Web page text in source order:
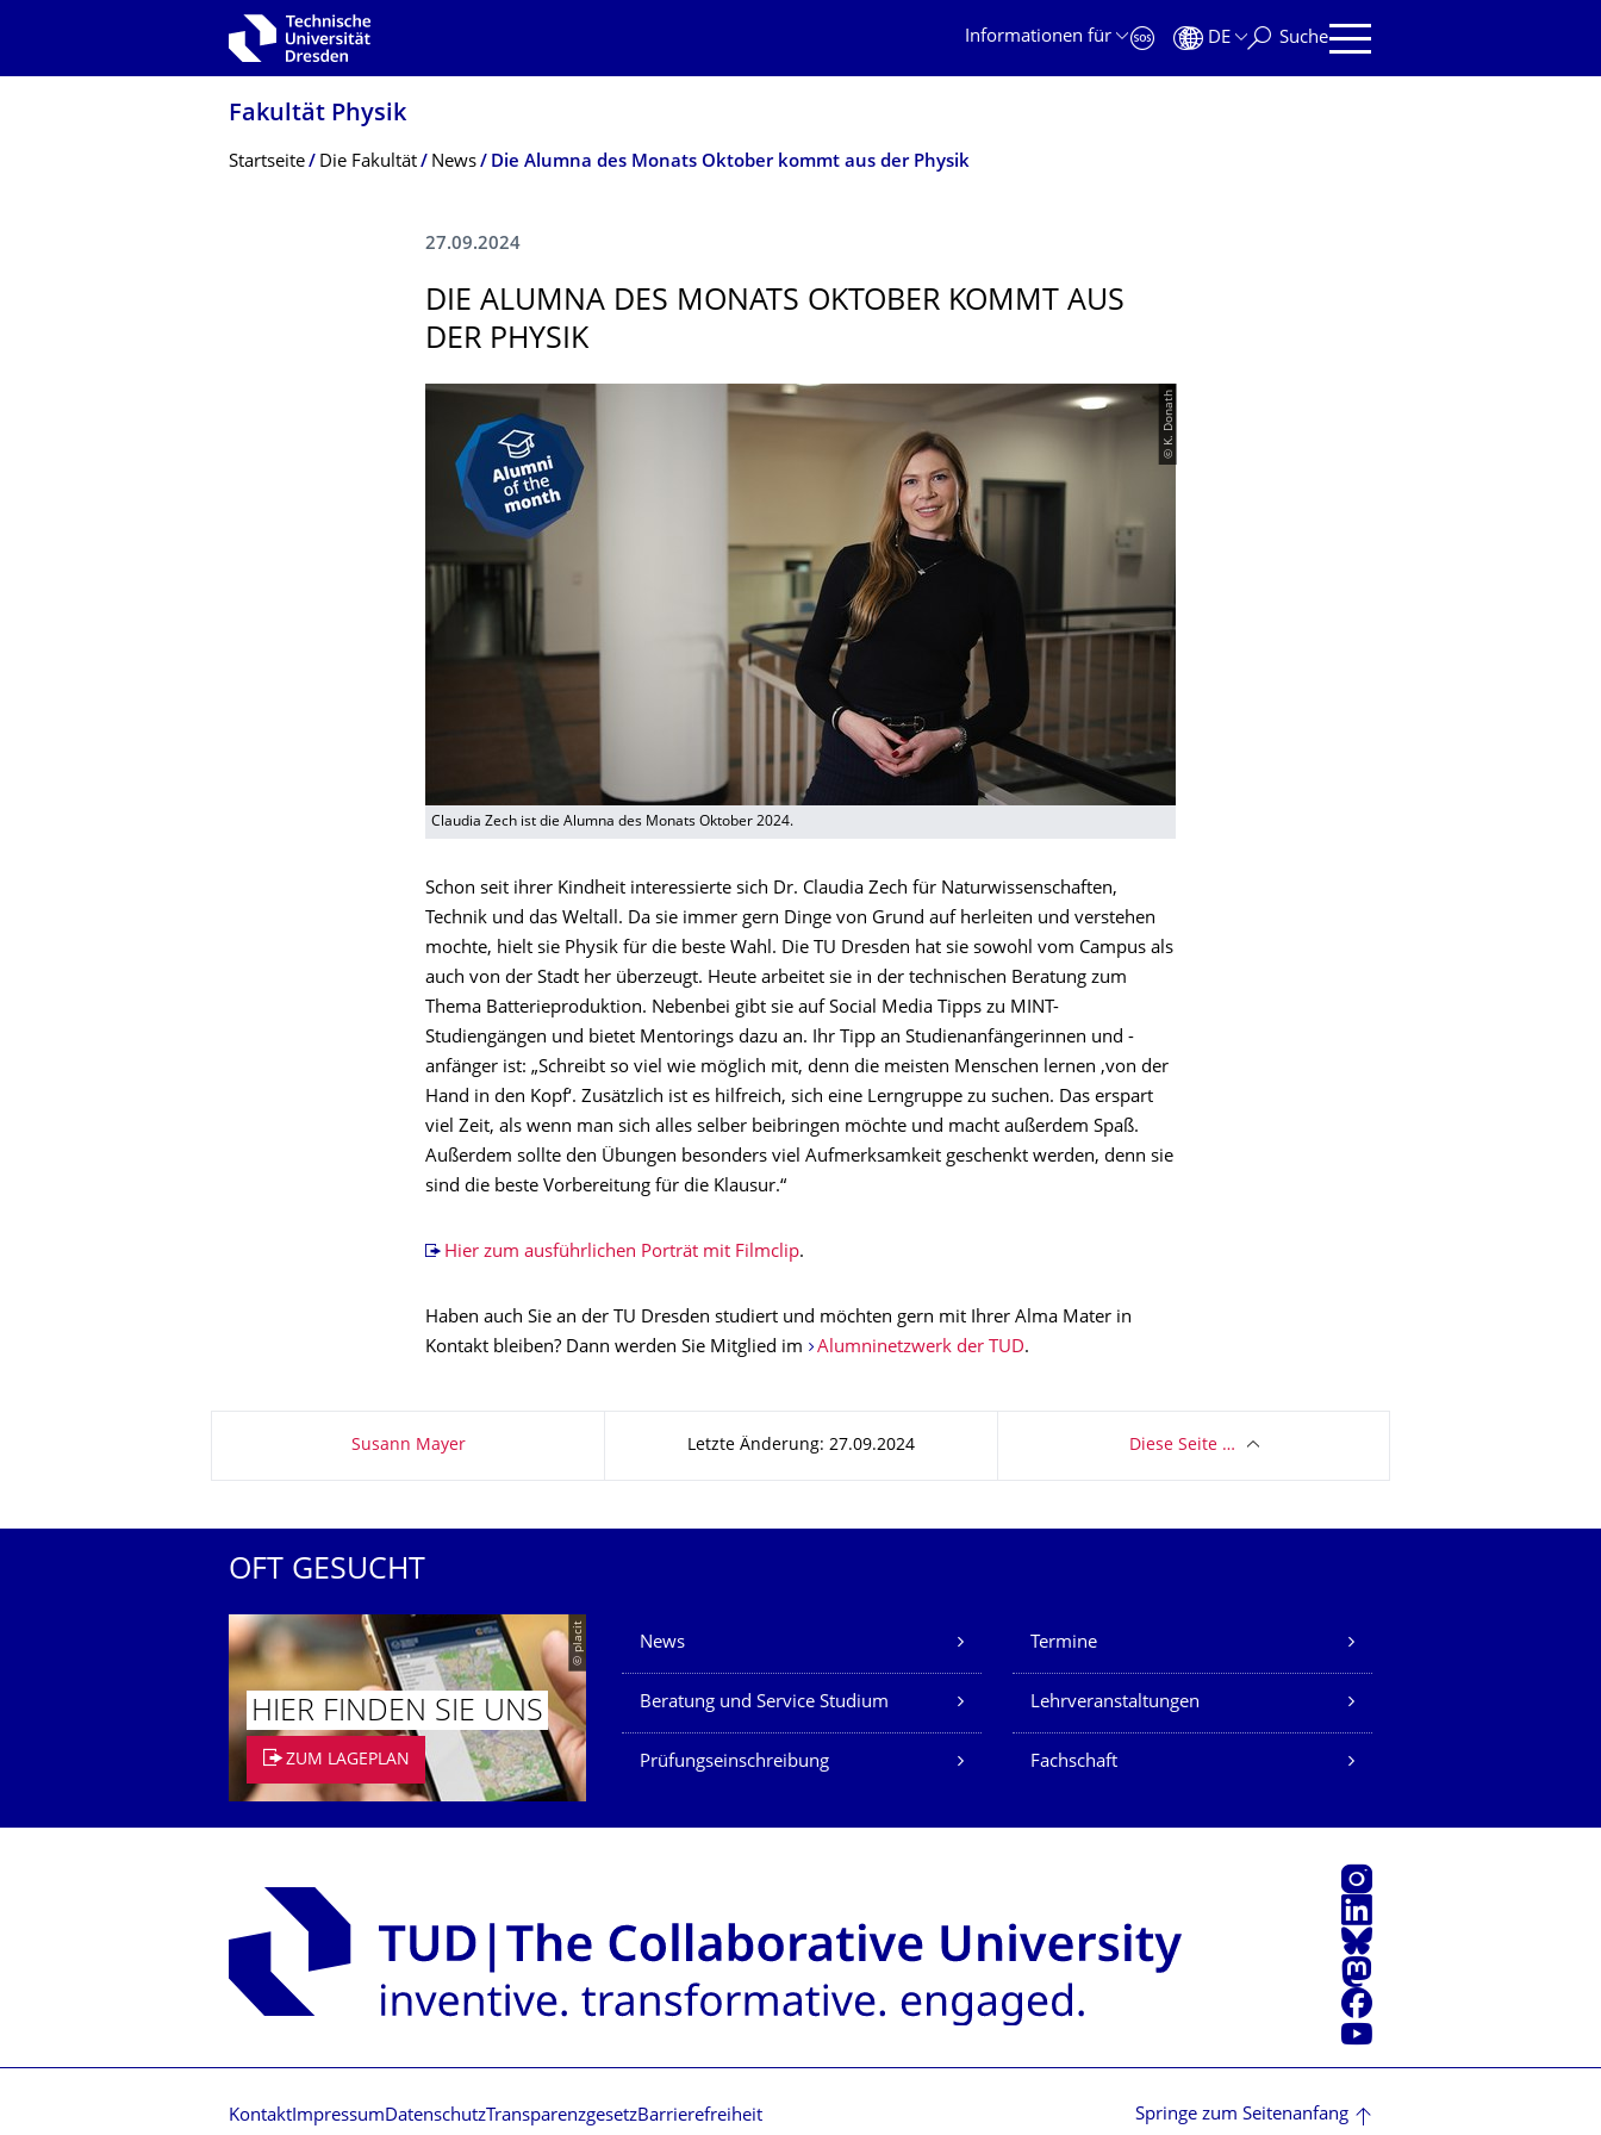
Zur Hauptnavigation springen
Informationen für
DE Suche
Fakultät Physik
Breadcrumb-Menü
Startseite Die Fakultät News Die Alumna des Monats Oktober kommt aus der Physik
27.09.2024
DIE ALUMNA DES MONATS OKTOBER KOMMT AUS
DER PHYSIK
© K. Donath
Claudia Zech ist die Alumna des Monats Oktober 2024.
Schon seit ihrer Kindheit interessierte sich Dr. Claudia Zech für Naturwissenschaften,
Technik und das Weltall. Da sie immer gern Dinge von Grund auf herleiten und verstehen
mochte, hielt sie Physik für die beste Wahl. Die TU Dresden hat sie sowohl vom Campus als
auch von der Stadt her überzeugt. Heute arbeitet sie in der technischen Beratung zum
Thema Batterieproduktion. Nebenbei gibt sie auf Social Media Tipps zu MINT-
Studiengängen und bietet Mentorings dazu an. Ihr Tipp an Studienanfängerinnen und -
anfänger ist: „Schreibt so viel wie möglich mit, denn die meisten Menschen lernen ‚von der
Hand in den Kopf‘. Zusätzlich ist es hilfreich, sich eine Lerngruppe zu suchen. Das erspart
viel Zeit, als wenn man sich alles selber beibringen möchte und macht außerdem Spaß.
Außerdem sollte den Übungen besonders viel Aufmerksamkeit geschenkt werden, denn sie
sind die beste Vorbereitung für die Klausur.“
Hier zum ausführlichen Porträt mit Filmclip.
Haben auch Sie an der TU Dresden studiert und möchten gern mit Ihrer Alma Mater in
Kontakt bleiben? Dann werden Sie Mitglied im
Alumninetzwerk der TUD.
Susann Mayer Letzte Änderung: 27.09.2024 Diese Seite …
OFT GESUCHT
© placit
HIER FINDEN SIE UNS
ZUM LAGEPLAN
Unsere Dienste
News Termine
Beratung und Service Studium Lehrveranstaltungen
Prüfungseinschreibung Fachschaft
Instagram
LinkedIn
Bluesky
Mastodon
Facebook
Youtube
Kontakt Impressum DatenschutzTransparenzgesetzBarrierefreiheit Springe zum Seitenanfang